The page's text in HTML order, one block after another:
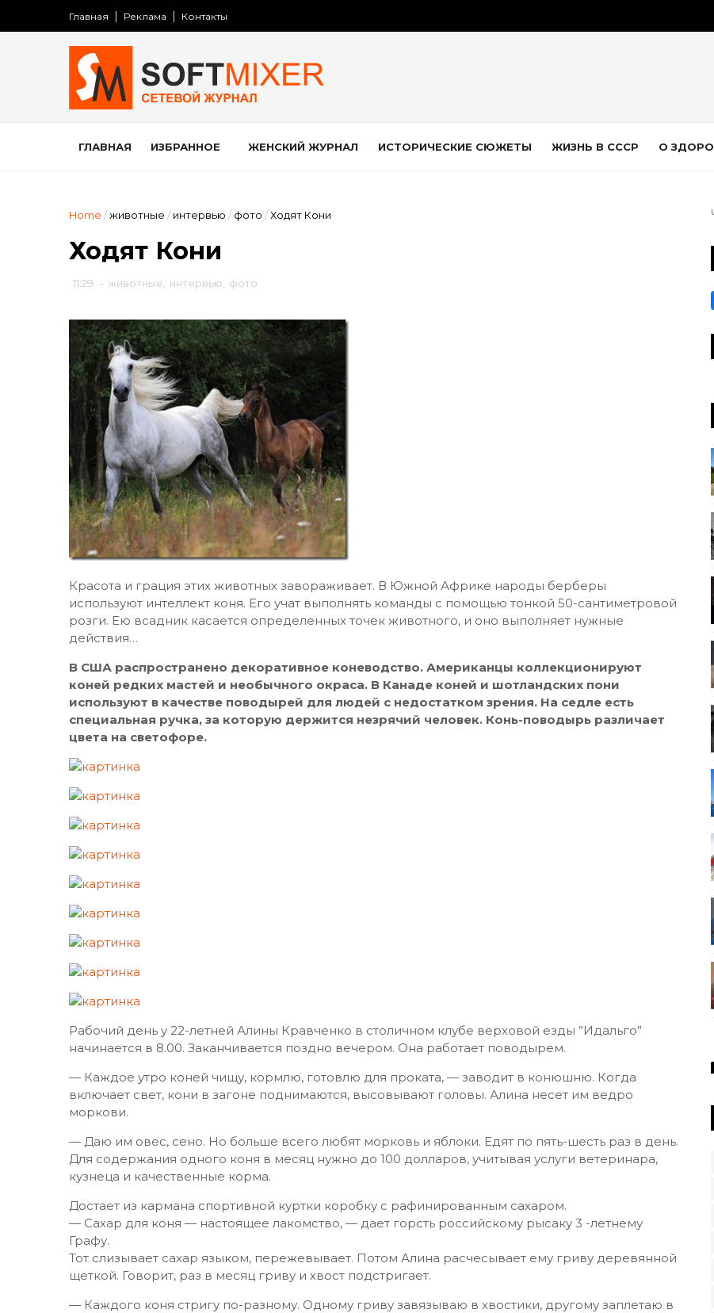
Главная Реклама Контакты
ГЛАВНАЯ ИЗБРАННОЕ ЖЕНСКИЙ ЖУРНАЛ ИСТОРИЧЕСКИЕ СЮЖЕТЫ ЖИЗНЬ В СССР О
Home /животные / интервью / фото /Ходят Кони
Ходят Кони
11:29 - животные интервью фото
Красота и грация этих животных завораживает. В Южной Африке народы берберы
используют интеллект коня. Его учат выполнять команды с помощью тонкой 50-сантиметровой
розги. Ею всадник касается определенных точек животного, и оно выполняет нужные
действия…
В США распространено декоративное коневодство. Американцы коллекционируют
коней редких мастей и необычного окраса. В Канаде коней и шотландских пони
используют в качестве поводырей для людей с недостатком зрения. На седле есть
специальная ручка, за которую держится незрячий человек. Конь-поводырь различает
цвета на светофоре.
Рабочий день у 22-летней Алины Кравченко в столичном клубе верховой езды ”Идальго”
начинается в 8.00. Заканчивается поздно вечером. Она работает поводырем.
— Каждое утро коней чищу, кормлю, готовлю для проката, — заводит в конюшню. Когда
включает свет, кони в загоне поднимаются, высовывают головы. Алина несет им ведро
моркови.
— Даю им овес, сено. Но больше всего любят морковь и яблоки. Едят по пять-шесть раз в день.
Для содержания одного коня в месяц нужно до 100 долларов, учитывая услуги ветеринара,
кузнеца и качественные корма.
Достает из кармана спортивной куртки коробку с рафинированным сахаром.
— Сахар для коня — настоящее лакомство, — дает горсть российскому рысаку 3 -летнему
Графу.
Тот слизывает сахар языком, пережевывает. Потом Алина расчесывает ему гриву деревянной
щеткой. Говорит, раз в месяц гриву и хвост подстригает.
— Каждого коня стригу по-разному. Одному гриву завязываю в хвостики, другому заплетаю в